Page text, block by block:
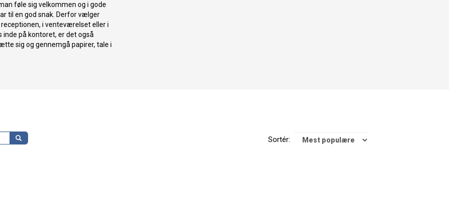
føle sig velkommen og i gode
til en god snak. Derfor vælger
i venteværelset eller i
inde på kontoret, er det også
sig og gennemgå papirer, tale i
Sortér: